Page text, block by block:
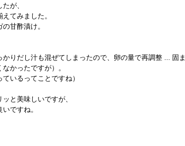
が、
てみました。
甘酢漬け。
りだし汁も混ぜてしまったので、卵の量で再調整 ... 固ま
かったですが）。
いるってことですね）
と美味しいですが、
ですね。